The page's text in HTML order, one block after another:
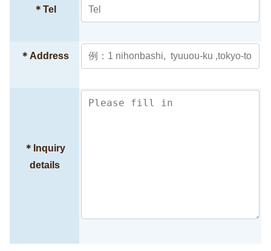
＊ Tel
＊ Address
＊ Inquiry
details